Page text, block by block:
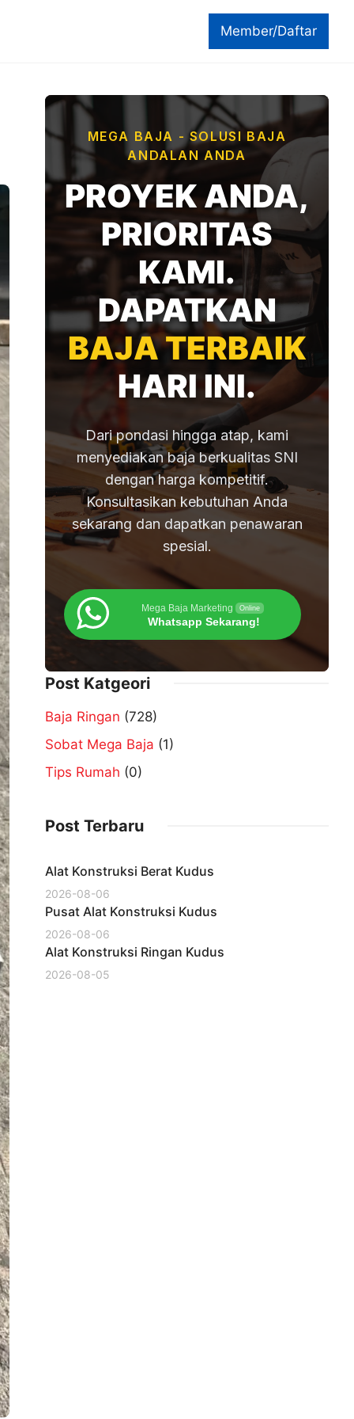
Member/Daftar
MEGA BAJA - SOLUSI BAJA
ANDALAN ANDA
PROYEK ANDA,
PRIORITAS
KAMI.
DAPATKAN
BAJA TERBAIK
HARI INI.
Dari pondasi hingga atap, kami
menyediakan baja berkualitas SNI
dengan harga kompetitif.
Konsultasikan kebutuhan Anda
sekarang dan dapatkan penawaran
spesial.
Mega Baja Marketing Online
Whatsapp Sekarang!
Post Katgeori
Baja Ringan (728)
Sobat Mega Baja (1)
Tips Rumah (0)
Post Terbaru
Alat Konstruksi Berat Kudus
2026-08-06
Pusat Alat Konstruksi Kudus
2026-08-06
Alat Konstruksi Ringan Kudus
2026-08-05